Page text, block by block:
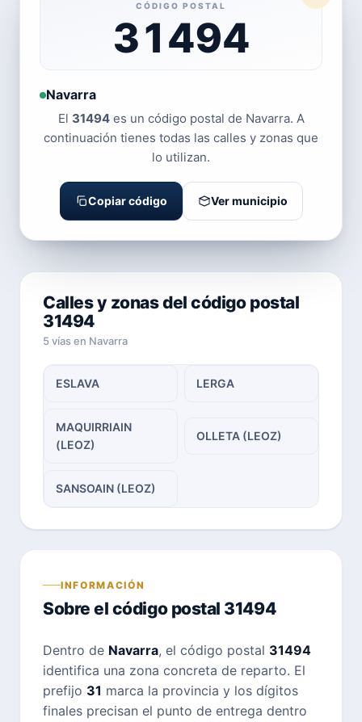
CÓDIGO POSTAL
31494
Navarra
El 31494es un código postal de Navarra. A
continuación tienes todas las calles y zonas que
lo utilizan.
Copiar código Ver municipio
Calles y zonas del código postal
31494
5 vías en Navarra
ESLAVA LERGA
MAQUIRRIAIN
(LEOZ)
OLLETA (LEOZ)
SANSOAIN (LEOZ)
INFORMACIÓN
Sobre el código postal 31494
Dentro de Navarra, el código postal 31494
identifica una zona concreta de reparto. El
prefijo 31 marca la provincia y los dígitos
finales precisan el punto de entrega dentro